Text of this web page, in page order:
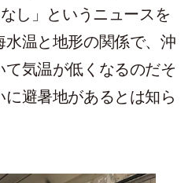
し」というニュースを
水温と地形の関係で、沖
気温が低くなるのだそ
に避暑地があるとは知ら